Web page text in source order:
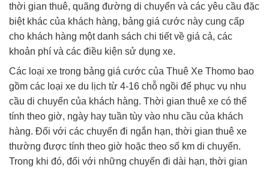
thời gian thuê, quãng đường di chuyển và các yêu cầu đặc
biệt khác của khách hàng, bảng giá cước này cung cấp
cho khách hàng một danh sách chi tiết về giá cả, các
khoản phí và các điều kiện sử dụng xe.
Các loại xe trong bảng giá cước của Thuê Xe Thomo bao
gồm các loại xe du lịch từ 4-16 chỗ ngồi để phục vụ nhu
cầu di chuyển của khách hàng. Thời gian thuê xe có thể
tính theo giờ, ngày hay tuần tùy vào nhu cầu của khách
hàng. Đối với các chuyến đi ngắn hạn, thời gian thuê xe
thường được tính theo giờ hoặc theo số km di chuyển.
Trong khi đó, đối với những chuyến đi dài hạn, thời gian